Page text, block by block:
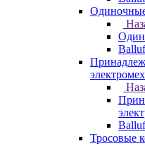
Тросовые